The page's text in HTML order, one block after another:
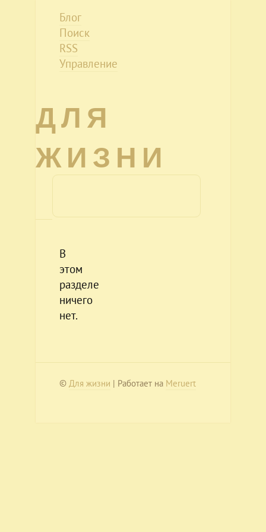
Блог
Поиск
RSS
Управление
ДЛЯ
ЖИЗНИ
В
этом
разделе
ничего
нет.
© Для жизни | Работает на Meruert